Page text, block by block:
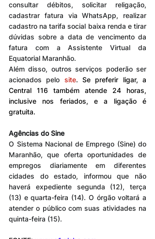
consultar débitos, solicitar religação,
cadastrar fatura via WhatsApp, realizar
cadastro na tarifa social baixa renda e tirar
dúvidas sobre a data de vencimento da
fatura com a Assistente Virtual da
Equatorial Maranhão.
Além disso, outros serviços poderão ser
acionados pelo site. Se preferir ligar, a
Central 116 também atende 24 horas,
inclusive nos feriados, e a ligação é
gratuita.
Agências do Sine
O Sistema Nacional de Emprego (Sine) do
Maranhão, que oferta oportunidades de
empregos diariamente em diferentes
cidades do estado, informou que não
haverá expediente segunda (12), terça
(13) e quarta-feira (14). O órgão voltará a
atender o público com suas atividades na
quinta-feira (15).